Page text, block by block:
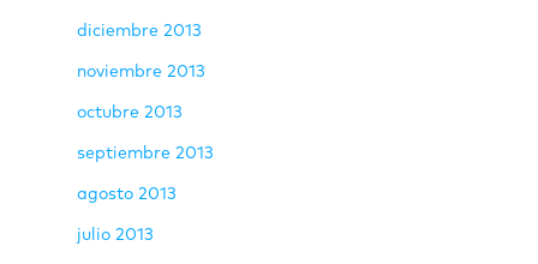
diciembre 2013
noviembre 2013
octubre 2013
septiembre 2013
agosto 2013
julio 2013